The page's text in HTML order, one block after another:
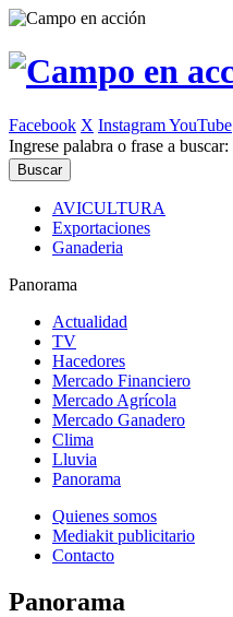
Facebook X InstagramYouTube
Ingrese palabra o frase a buscar:
AVICULTURA
Exportaciones
Ganaderia
Panorama
Actualidad
TV
Hacedores
Mercado Financiero
Mercado Agrícola
Mercado Ganadero
Clima
Lluvia
Panorama
Quienes somos
Mediakit publicitario
Contacto
Panorama